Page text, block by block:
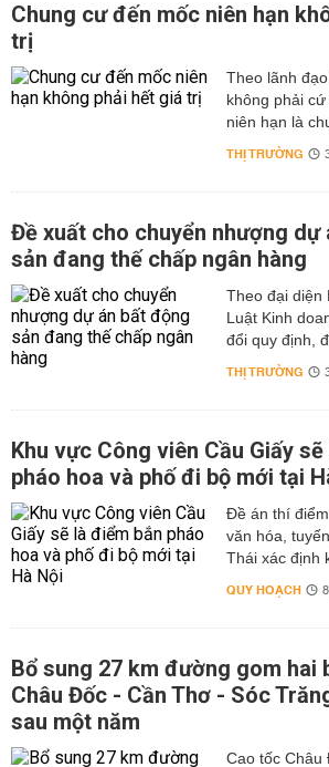
Chung cư đến mốc niên hạn
trị
Theo lãnh
không phải
niên hạn là
THỊ TRƯỜNG
Đề xuất cho chuyển nhượng dự
sản đang thế chấp ngân hàng
Theo đại diện
Luật Kinh
đổi quy định,
THỊ TRƯỜNG
Khu vực Công viên Cầu Giấy
pháo hoa và phố đi bộ mới tại
Đề án thí
văn hóa,
Thái xác định
QUY HOẠCH
Bổ sung 27 km đường gom hai
Châu Đốc - Cần Thơ - Sóc
sau một năm
Cao tốc Châu